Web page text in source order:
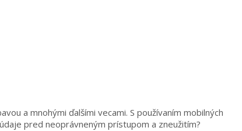
a mnohými ďalšími vecami. S používaním mobilných
pred neoprávneným prístupom a zneužitím?